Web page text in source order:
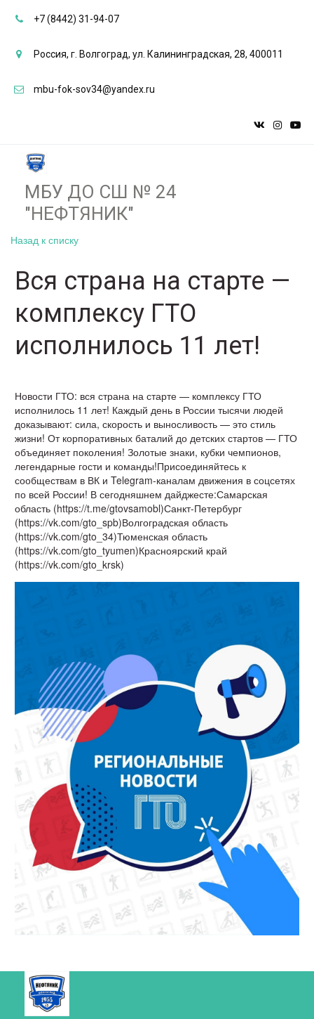
+7 (8442) 31-94-07
Россия, г. Волгоград, ул. Калининградская, 28, 400011
mbu-fok-sov34@yandex.ru
МБУ ДО СШ № 24
"НЕФТЯНИК"­­
Назад к списку
Вся страна на старте —
комплексу ГТО
исполнилось 11 лет!
Новости ГТО: вся страна на старте — комплексу ГТО
исполнилось 11 лет! Каждый день в России тысячи людей
доказывают: сила, скорость и выносливость — это стиль
жизни! От корпоративных баталий до детских стартов — ГТО
объединяет поколения! Золотые знаки, кубки чемпионов,
легендарные гости и команды!Присоединяйтесь к
сообществам в ВК и Telegram-каналам движения в соцсетях
по всей России! В сегодняшнем дайджесте:Самарская
область (https://t.me/gtovsamobl)Санкт-Петербург
(https://vk.com/gto_spb)Волгоградская область
(https://vk.com/gto_34)Тюменская область
(https://vk.com/gto_tyumen)Красноярский край
(https://vk.com/gto_krsk)